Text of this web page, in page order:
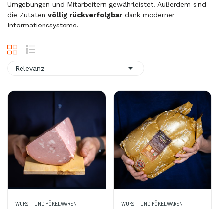
Umgebungen und Mitarbeitern gewährleistet. Außerdem sind
die Zutaten völlig rückverfolgbar dank moderner
Informationssysteme.
Relevanz 
WURST- UND PÖKELWAREN WURST- UND PÖKELWAREN